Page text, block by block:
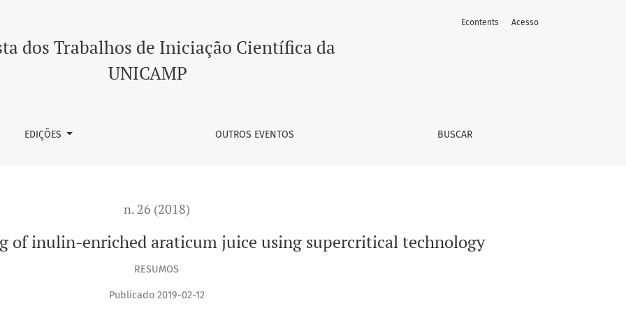
juice using supercritical technology
dos Trabalhos de Iniciação Científica da
UNICAMP
EDIÇÕES OUTROS EVENTOS BUSCAR
Econtents Acesso
n. 26 (2018)
of inulin-enriched araticum juice using supercritical technology
RESUMOS
Publicado 2019-02-12